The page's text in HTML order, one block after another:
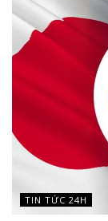
TIN TỨC 24H